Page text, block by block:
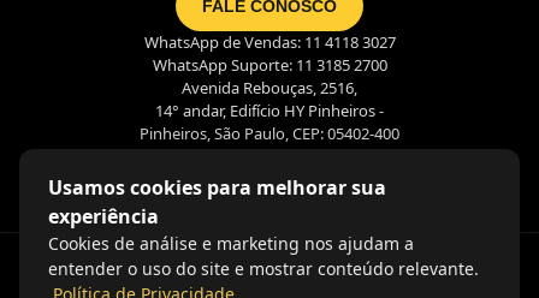
FALE CONOSCO
WhatsApp de Vendas: 11 4118 3027
WhatsApp Suporte: 11 3185 2700
Avenida Rebouças, 2516,
14° andar, Edifício HY Pinheiros -
Pinheiros, São Paulo, CEP: 05402-400
Usamos cookies para melhorar sua
experiência
Cookies de análise e marketing nos ajudam a
entender o uso do site e mostrar conteúdo relevante.